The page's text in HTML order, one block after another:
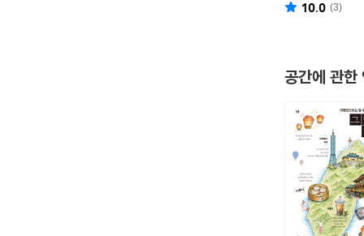
10.0 (3)
공간에 관한